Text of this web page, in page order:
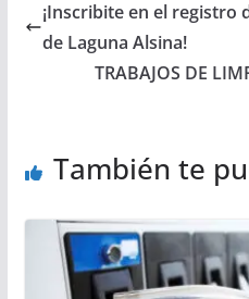
¡Inscribite en el registro
de Laguna Alsina!
TRABAJOS DE
También te